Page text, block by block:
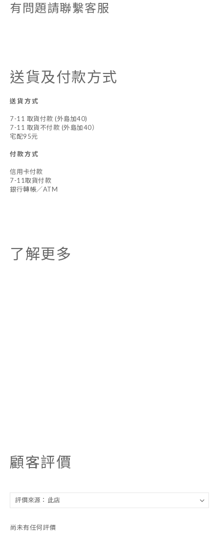
有問題請聯繫客服
送貨及付款方式
送貨方式
7-11 取貨付款 (外島加40)
7-11 取貨不付款 (外島加40）
宅配95元
付款方式
信用卡付款
7-11取貨付款
銀行轉帳／ATM
了解更多
顧客評價
尚未有任何評價